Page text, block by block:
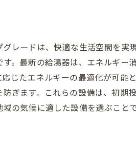
フォームのメリット
ーム技術のご紹介
ンとその効果
リフォーム事例
フォームの可能性
レードは、快適な生活空間を実
。最新の給湯器は、エネルギー
じたエネルギーの最適化が可能
ぎます。これらの設備は、初期
の気候に適した設備を選ぶこと